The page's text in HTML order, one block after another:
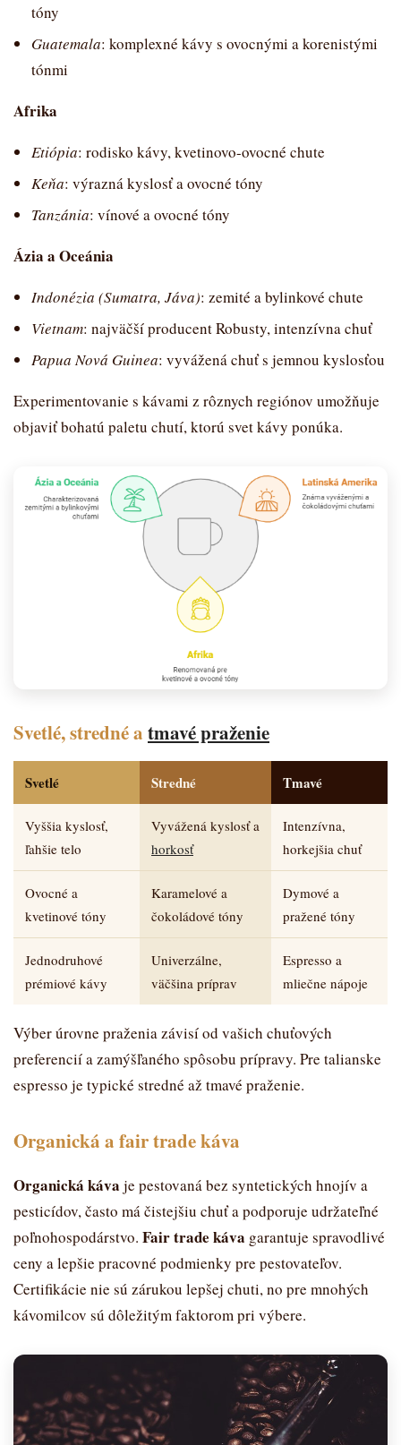
tóny
Guatemala: komplexné kávy s ovocnými a korenistými
tónmi
Afrika
Etiópia: rodisko kávy, kvetinovo-ovocné chute
Keňa: výrazná kyslosť a ovocné tóny
Tanzánia: vínové a ovocné tóny
Ázia a Oceánia
Indonézia (Sumatra, Jáva): zemité a bylinkové chute
Vietnam: najväčší producent Robusty, intenzívna chuť
Papua Nová Guinea: vyvážená chuť s jemnou kyslosťou
Experimentovanie s kávami z rôznych regiónov umožňuje
objaviť bohatú paletu chutí, ktorú svet kávy ponúka.
Svetlé, stredné a tmavé praženie
Svetlé Stredné Tmavé
Vyššia kyslosť,
ľahšie telo
Vyvážená kyslosť a
horkosť
Intenzívna,
horkejšia chuť
Ovocné a
kvetinové tóny
Karamelové a
čokoládové tóny
Dymové a
pražené tóny
Jednodruhové
prémiové kávy
Univerzálne,
väčšina príprav
Espresso a
mliečne nápoje
Výber úrovne praženia závisí od vašich chuťových
preferencií a zamýšľaného spôsobu prípravy. Pre talianske
espresso je typické stredné až tmavé praženie.
Organická a fair trade káva
Organická káva je pestovaná bez syntetických hnojív a
pesticídov, často má čistejšiu chuť a podporuje udržateľné
poľnohospodárstvo. Fair trade káva garantuje spravodlivé
ceny a lepšie pracovné podmienky pre pestovateľov.
Certifikácie nie sú zárukou lepšej chuti, no pre mnohých
kávomilcov sú dôležitým faktorom pri výbere.